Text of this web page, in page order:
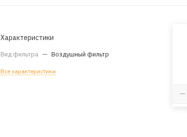
Характеристики
Вид фильтра — Воздушный фильтр
Все характеристики